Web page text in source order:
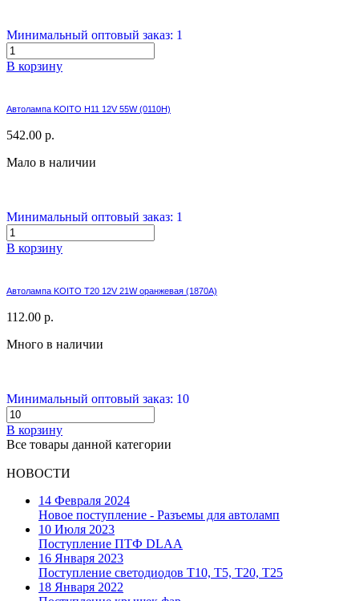
Минимальный оптовый заказ: 1
В корзину
Автолампа KOITO H11 12V 55W (0110H)
542.00 р.
Мало в наличии
Минимальный оптовый заказ: 1
В корзину
Автолампа KOITO T20 12V 21W оранжевая (1870A)
112.00 р.
Много в наличии
Минимальный оптовый заказ: 10
В корзину
Все товары данной категории
НОВОСТИ
14 Февраля 2024
Новое поступление - Разъемы для автоламп
10 Июля 2023
Поступление ПТФ DLAA
16 Января 2023
Поступление светодиодов T10, T5, T20, T25
18 Января 2022